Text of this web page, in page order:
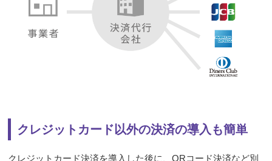
クレジットカード以外の決済の導入も簡単
クレジットカード決済を導入した後に、QRコード決済など別